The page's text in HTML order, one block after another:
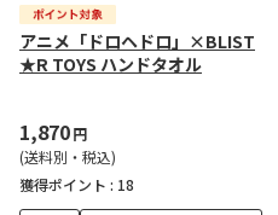
アニメ「ドロヘドロ」×BLIST
★R TOYS ハンドタオル
1,870円
(送料別・税込)
獲得ポイント : 18